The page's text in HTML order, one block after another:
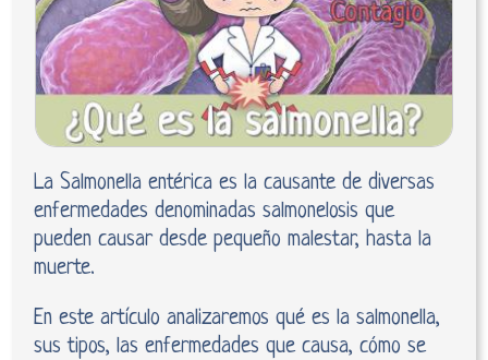
La Salmonella entérica es la causante de diversas
enfermedades denominadas salmonelosis que
pueden causar desde pequeño malestar, hasta la
muerte.
En este artículo analizaremos qué es la salmonella,
sus tipos, las enfermedades que causa, cómo se